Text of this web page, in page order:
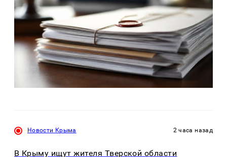
Новости Крыма 2 часа назад
В Крыму ищут жителя Тверской области